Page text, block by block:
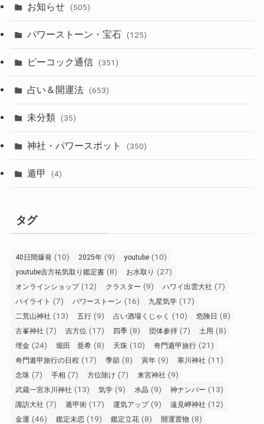
お知らせ (505)
パワーストーン・宝石 (125)
ピーコック通信 (351)
占い＆開運法 (653)
未分類 (35)
神社・パワースポット (350)
遁甲 (4)
タグ
40日間爆発 (10) 2025年 (9) youtube (10)
youtube吉方祐気取り鑑定書 (8) お水取り (27)
オンラインショップ(12) クラスター (9) ハワイ出雲大社 (7)
パイライト (7) パワーストーン (16) 九星気学 (17)
二荒山神社 (13) 五行 (9) 占い酒場くじゃく (10) 危険日 (8)
古峯神社 (7) 吉方位 (17) 四季 (8) 団体参拝 (7) 土用 (8)
埋金 (24) 堀田 亜希 (8) 天珠 (10) 奇門遁甲旅行 (21)
奇門遁甲旅行の日程 (17) 季節 (8) 寅年 (9) 寒川神社 (11)
念珠 (7) 手相 (7) 方位除け (7) 来宮神社 (9)
武蔵一宮氷川神社 (13) 気学 (9) 水晶 (9) 神ナンバー (13)
諏訪大社 (7) 遁甲術 (17) 運気アップ(9) 遠見岬神社 (12)
金運 (46) 鑑定未恋 (19) 鑑定立花 (8) 開運置物 (8)